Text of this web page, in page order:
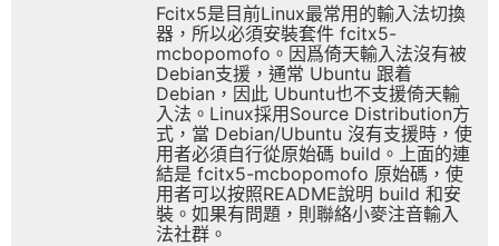
Fcitx5是目前Linux最常用的輸入法切換
器，所以必須安裝套件 fcitx5-
mcbopomofo。因爲倚天輸入法沒有被
Debian支援，通常 Ubuntu 跟着
Debian，因此 Ubuntu也不支援倚天輸
入法。Linux採用Source Distribution方
式，當 Debian/Ubuntu 沒有支援時，使
用者必須自行從原始碼 build。上面的連
結是 fcitx5-mcbopomofo 原始碼，使
用者可以按照README說明 build 和安
裝。如果有問題，則聯絡小麥注音輸入
法社群。